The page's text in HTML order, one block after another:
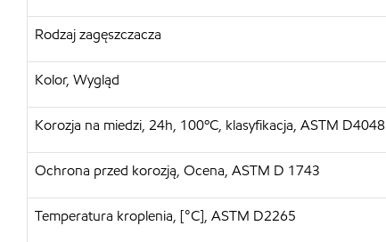
Rodzaj zagęszczacza
Kolor, Wygląd
Korozja na miedzi, 24h, 100ºC, klasyfikacja, ASTM D4048
Ochrona przed korozją, Ocena, ASTM D 1743
Temperatura kroplenia, [°C], ASTM D2265